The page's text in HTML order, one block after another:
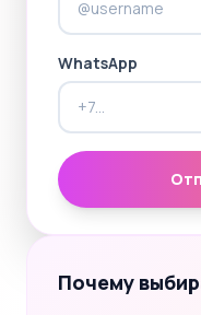
WhatsApp
Почему